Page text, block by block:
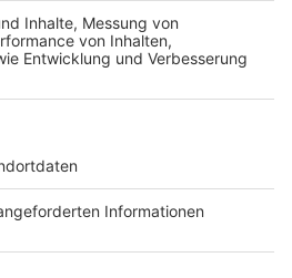
Rhein und Erft
- war es Brandstiftung?